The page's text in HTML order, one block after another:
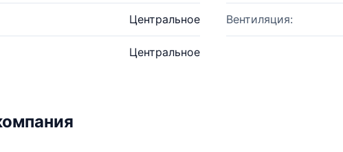
Центральное Вентиляция:
Центральное